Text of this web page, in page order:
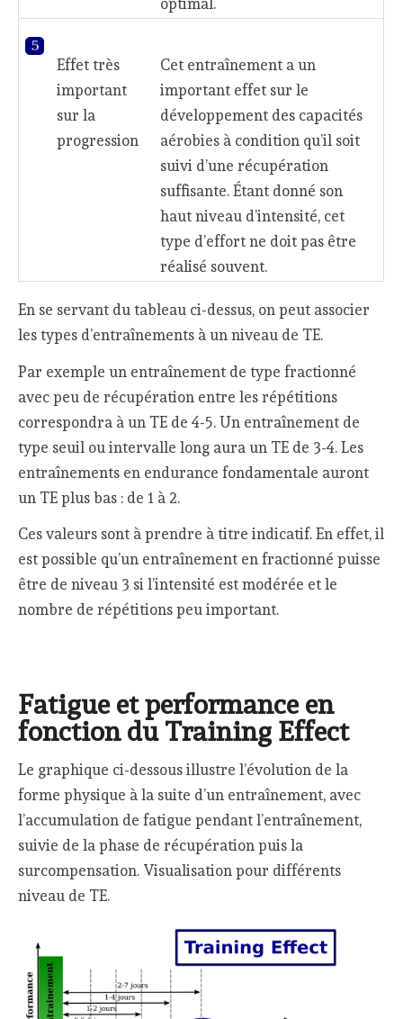
optimal.
Effet très
important
sur la
progression
Cet entraînement a un
important effet sur le
développement des capacités
aérobies à condition qu’il soit
suivi d’une récupération
suffisante. Étant donné son
haut niveau d’intensité, cet
type d’effort ne doit pas être
réalisé souvent.
En se servant du tableau ci-dessus, on peut associer
les types d’entraînements à un niveau de TE.
Par exemple un entraînement de type fractionné
avec peu de récupération entre les répétitions
correspondra à un TE de 4-5. Un entraînement de
type seuil ou intervalle long aura un TE de 3-4. Les
entraînements en endurance fondamentale auront
un TE plus bas : de 1 à 2.
Ces valeurs sont à prendre à titre indicatif. En effet, il
est possible qu’un entraînement en fractionné puisse
être de niveau 3 si l’intensité est modérée et le
nombre de répétitions peu important.
Fatigue et performance en
fonction du Training Effect
Le graphique ci-dessous illustre l’évolution de la
forme physique à la suite d’un entraînement, avec
l’accumulation de fatigue pendant l’entraînement,
suivie de la phase de récupération puis la
surcompensation. Visualisation pour différents
niveau de TE.